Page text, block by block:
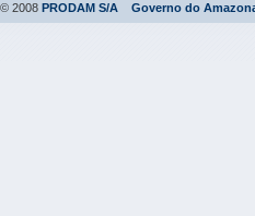
© 2008 PRODAM S/A Governo do